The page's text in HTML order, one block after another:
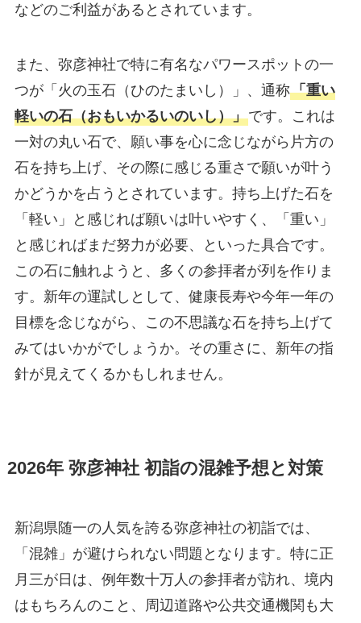
などのご利益があるとされています。
また、弥彦神社で特に有名なパワースポットの一
つが「火の玉石（ひのたまいし）」、通称「重い
軽いの石（おもいかるいのいし）」です。これは
一対の丸い石で、願い事を心に念じながら片方の
石を持ち上げ、その際に感じる重さで願いが叶う
かどうかを占うとされています。持ち上げた石を
「軽い」と感じれば願いは叶いやすく、「重い」
と感じればまだ努力が必要、といった具合です。
この石に触れようと、多くの参拝者が列を作りま
す。新年の運試しとして、健康長寿や今年一年の
目標を念じながら、この不思議な石を持ち上げて
みてはいかがでしょうか。その重さに、新年の指
針が見えてくるかもしれません。
2026年 弥彦神社 初詣の混雑予想と対策
新潟県随一の人気を誇る弥彦神社の初詣では、
「混雑」が避けられない問題となります。特に正
月三が日は、例年数十万人の参拝者が訪れ、境内
はもちろんのこと、周辺道路や公共交通機関も大